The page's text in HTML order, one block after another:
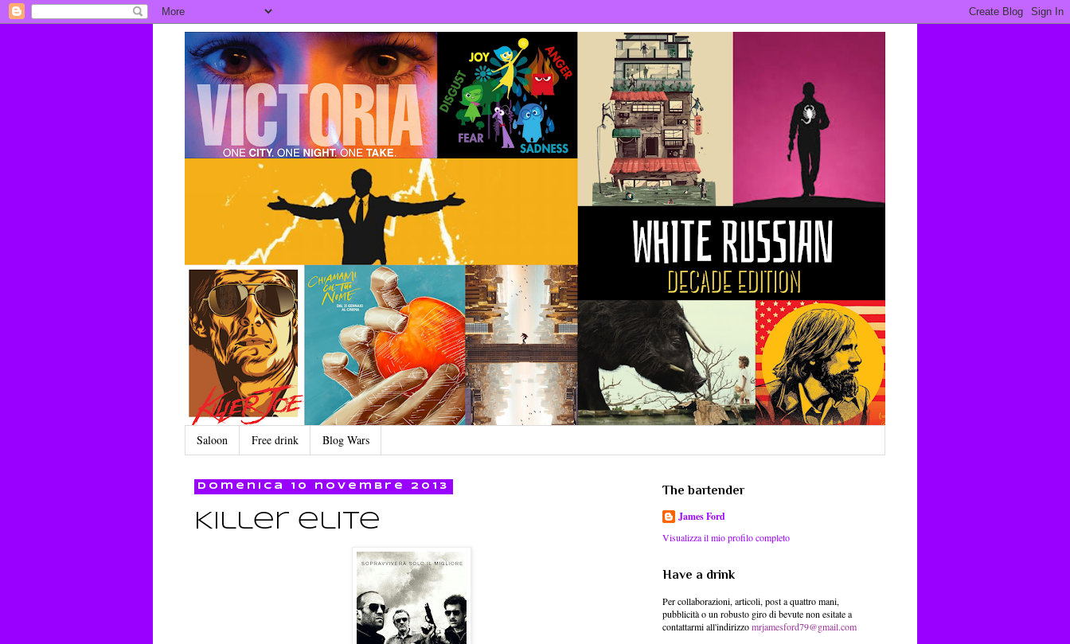
Saloon Free drink Blog Wars
domenica 10 novembre 2013
Killer elite
The bartender
James Ford
Visualizza il mio profilo completo
Have a drink
Per collaborazioni, articoli, post a quattro mani,
pubblicità o un robusto giro di bevute non esitate a
contattarmi all'indirizzomrjamesford79@gmail.com